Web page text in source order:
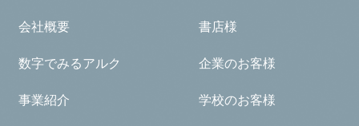
会社概要
数字でみるアルク
事業紹介
書店様
企業のお客様
学校のお客様